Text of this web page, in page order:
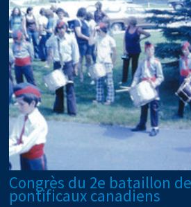
Congrès du 2e bataillon
pontificaux canadiens